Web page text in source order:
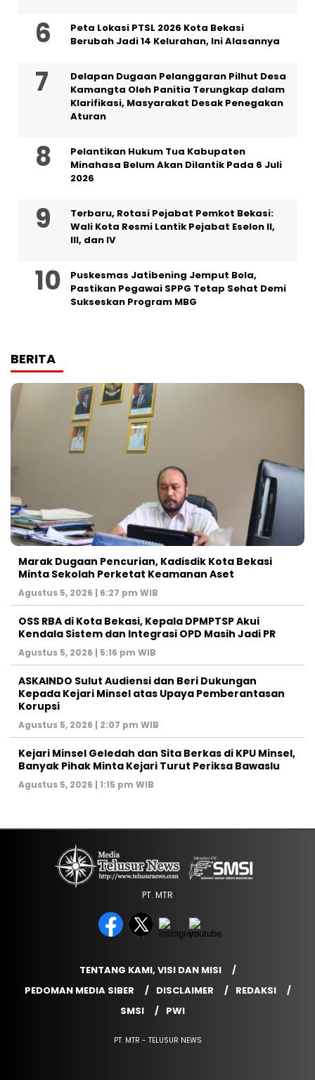
Peta Lokasi PTSL 2026 Kota Bekasi
Berubah Jadi 14 Kelurahan, Ini Alasannya
Delapan Dugaan Pelanggaran Pilhut Desa
Kamangta Oleh Panitia Terungkap dalam
Klarifikasi, Masyarakat Desak Penegakan
Aturan
Pelantikan Hukum Tua Kabupaten
Minahasa Belum Akan Dilantik Pada 6 Juli
2026
‎Terbaru, Rotasi Pejabat Pemkot Bekasi:
Wali Kota Resmi Lantik Pejabat Eselon II,
III, dan IV ‎
Puskesmas Jatibening Jemput Bola,
Pastikan Pegawai SPPG Tetap Sehat Demi
Sukseskan Program MBG
BERITA
‎Marak Dugaan Pencurian, Kadisdik Kota Bekasi
Minta Sekolah Perketat Keamanan Aset
Agustus 5, 2026 | 6:27 pm WIB
‎OSS RBA di Kota Bekasi, Kepala DPMPTSP Akui
Kendala Sistem dan Integrasi OPD Masih Jadi PR
Agustus 5, 2026 | 5:16 pm WIB
ASKAINDO Sulut Audiensi dan Beri Dukungan
Kepada Kejari Minsel atas Upaya Pemberantasan
Korupsi
Agustus 5, 2026 | 2:07 pm WIB
Kejari Minsel Geledah dan Sita Berkas di KPU Minsel,
Banyak Pihak Minta Kejari Turut Periksa Bawaslu
Agustus 5, 2026 | 1:15 pm WIB
PT. MTR
TENTANG KAMI, VISI DAN MISI
PEDOMAN MEDIA SIBER
DISCLAIMER
REDAKSI
SMSI
PWI
PT. MTR - TELUSUR NEWS